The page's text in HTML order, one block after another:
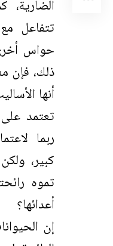
الضارية،
تتفاعل
حواس
ذلك، فإن
أنها
تعتمد
ربما
كبير،
تموه
أعدائها؟
إن